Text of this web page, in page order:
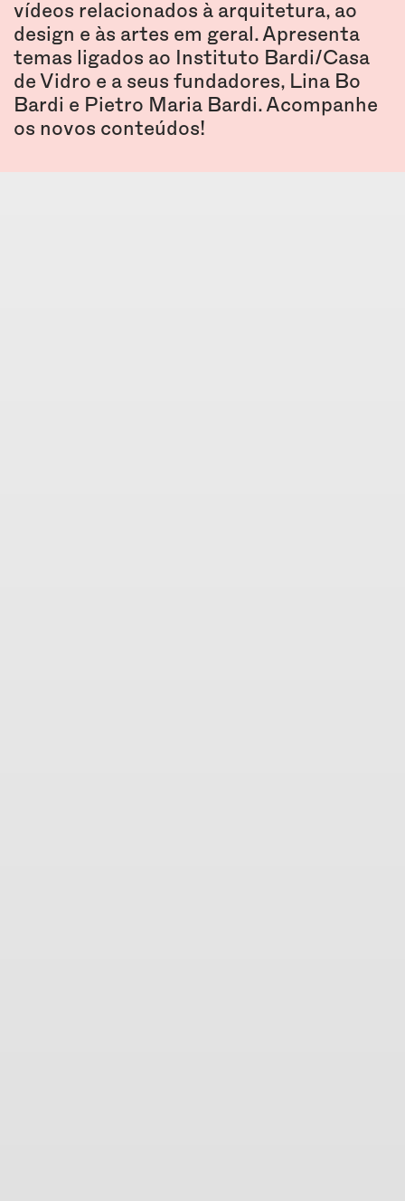
vídeos relacionados à arquitetura, ao
design e às artes em geral. Apresenta
temas ligados ao Instituto Bardi/Casa
de Vidro e a seus fundadores, Lina Bo
Bardi e Pietro Maria Bardi. Acompanhe
os novos conteúdos!